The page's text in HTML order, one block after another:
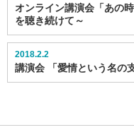
オンライン講演会「あの
を聴き続けて～
2018.2.2
講演会 「愛情という名の